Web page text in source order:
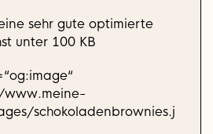
sehr gute optimierte
unter 100 KB
www.meine-
schokoladenbrownies.j